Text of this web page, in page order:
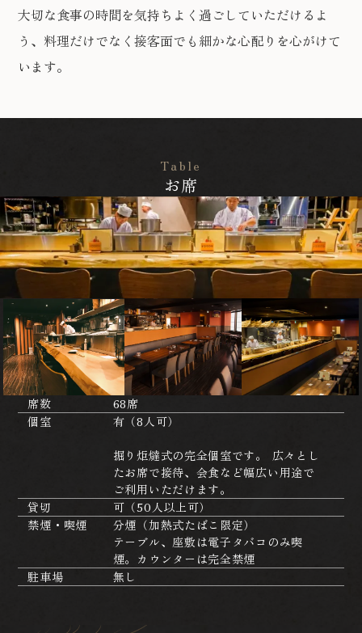
大切な食事の時間を気持ちよく過ごしていただけるよ
う、料理だけでなく接客面でも細かな心配りを心がけて
います。
Table
お席
席数
68席
個室
有（8人可）
掘り炬燵式の完全個室です。 広々とし
たお席で接待、会食など幅広い用途で
ご利用いただけます。
貸切
可（50人以上可）
禁煙・喫煙
分煙（加熱式たばこ限定）
テーブル、座敷は電子タバコのみ喫
煙。カウンターは完全禁煙
駐車場
無し